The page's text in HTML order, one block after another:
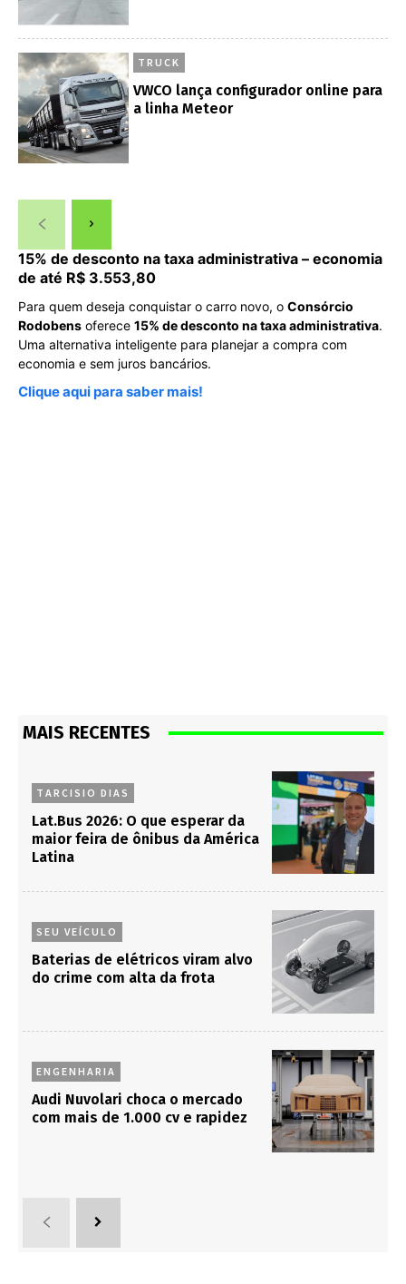
TRUCK
VWCO lança configurador online para
a linha Meteor
15% de desconto na taxa administrativa – economia
de até R$ 3.553,80
Para quem deseja conquistar o carro novo, o Consórcio
Rodobens oferece 15% de desconto na taxa administrativa.
Uma alternativa inteligente para planejar a compra com
economia e sem juros bancários.
Clique aqui para saber mais!
MAIS RECENTES
TARCISIO DIAS
Lat.Bus 2026: O que esperar da
maior feira de ônibus da América
Latina
SEU VEÍCULO
Baterias de elétricos viram alvo
do crime com alta da frota
ENGENHARIA
Audi Nuvolari choca o mercado
com mais de 1.000 cv e rapidez